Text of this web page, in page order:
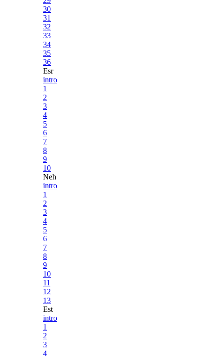
30
31
32
33
34
35
36
Esr
intro
1
2
3
4
5
6
7
8
9
10
Neh
intro
1
2
3
4
5
6
7
8
9
10
11
12
13
Est
intro
1
2
3
4